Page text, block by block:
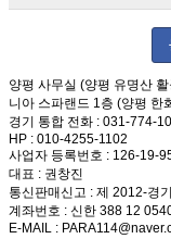
양평 사무실 (양평 유명산
니아 스파랜드 1층 (양평 한
경기 통합 전화 : 031-774-
HP : 010-4255-1102
사업자 등록번호 : 126-19-
대표 : 권창진
통신판매신고 : 제 2012-경
계좌번호 : 신한 388 12
E-MAIL :